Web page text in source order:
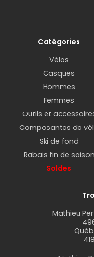
Catégories
Vélos
Casques
Hommes
Femmes
Outils et
Composantes de
Ski de fond
Rabais fin de saison
Soldes
Mathieu